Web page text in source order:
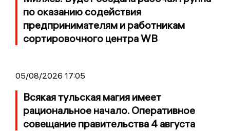
по оказанию содействия
предпринимателям и работникам
сортировочного центра WB
05/08/2026 17:05
Всякая тульская магия имеет
рациональное начало. Оперативное
совещание правительства 4 августа